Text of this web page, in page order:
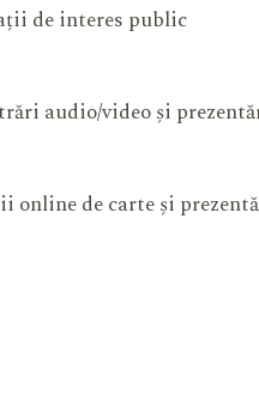
de interes public
audio/video și
online de carte și